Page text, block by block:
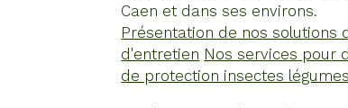
Caen et dans ses environs.
Présentation de nos solutions
d'entretien Nos services pour
de protection insectes légumes